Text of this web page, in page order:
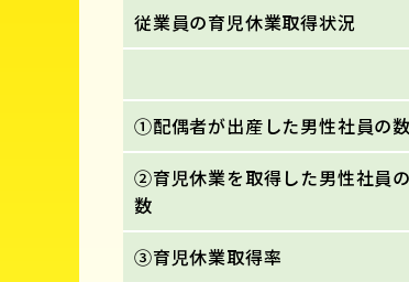
従業員の育児休業取得状況
①配偶者が出産した男性社員の数
②育児休業を取得した男性社員の
数
③育児休業取得率